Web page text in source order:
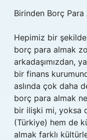
Birinden Borç
Hepimiz bir
borç para almak
arkadaşımızdan,
bir finans
aslında çok daha
borç para almak
bir ilişki mi, yoksa
(Türkiye) hem de
almak farklı